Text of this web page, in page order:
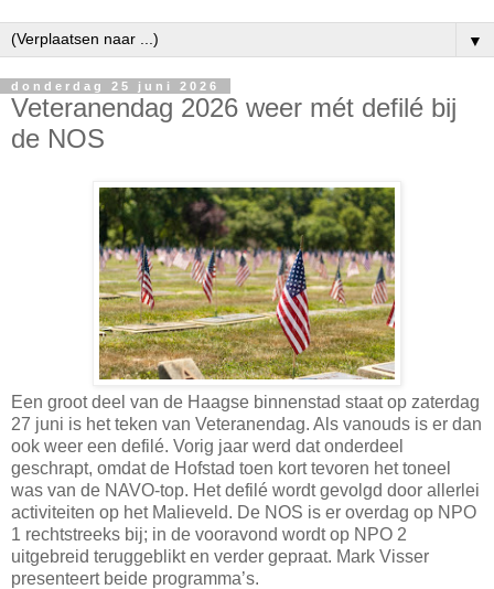
▼
donderdag 25 juni 2026
Veteranendag 2026 weer mét defilé bij
de NOS
Een groot deel van de Haagse binnenstad staat op zaterdag
27 juni is het teken van Veteranendag. Als vanouds is er dan
ook weer een defilé. Vorig jaar werd dat onderdeel
geschrapt, omdat de Hofstad toen kort tevoren het toneel
was van de NAVO-top. Het defilé wordt gevolgd door allerlei
activiteiten op het Malieveld. De NOS is er overdag op NPO
1 rechtstreeks bij; in de vooravond wordt op NPO 2
uitgebreid teruggeblikt en verder gepraat. Mark Visser
presenteert beide programma’s.